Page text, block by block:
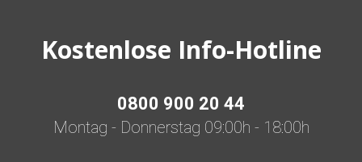
Kostenlose Info-Hotline
0800 900 20 44
Montag - Donnerstag 09:00h - 18:00h